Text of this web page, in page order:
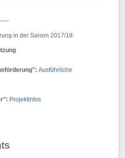
in der Saison 2017/18:
Ausführliche
Projektinfos